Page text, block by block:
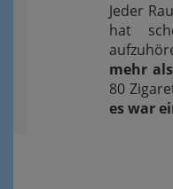
Jeder
hat
mehr
80
es war